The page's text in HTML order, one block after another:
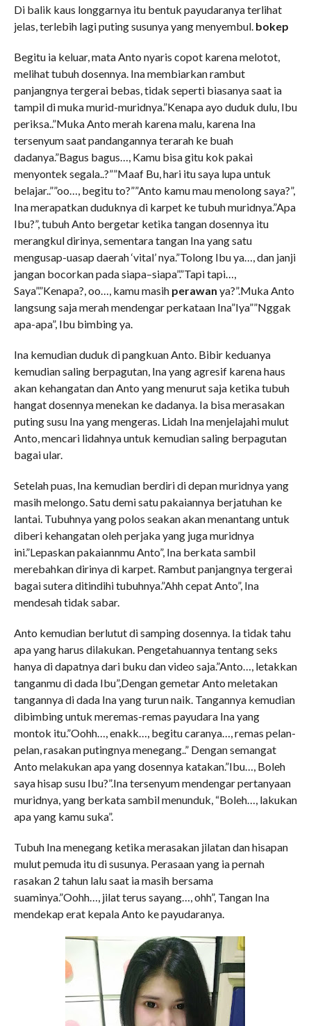
Di balik kaus longgarnya itu bentuk payudaranya terlihat
jelas, terlebih lagi puting susunya yang menyembul. bokep
Begitu ia keluar, mata Anto nyaris copot karena melotot,
melihat tubuh dosennya. Ina membiarkan rambut
panjangnya tergerai bebas, tidak seperti biasanya saat ia
tampil di muka murid-muridnya.”Kenapa ayo duduk dulu, Ibu
periksa..”Muka Anto merah karena malu, karena Ina
tersenyum saat pandangannya terarah ke buah
dadanya.”Bagus bagus…, Kamu bisa gitu kok pakai
menyontek segala..?””Maaf Bu, hari itu saya lupa untuk
belajar..””oo…, begitu to?””Anto kamu mau menolong saya?”,
Ina merapatkan duduknya di karpet ke tubuh muridnya.”Apa
Ibu?”, tubuh Anto bergetar ketika tangan dosennya itu
merangkul dirinya, sementara tangan Ina yang satu
mengusap-uasap daerah ‘vital’ nya.”Tolong Ibu ya…, dan janji
jangan bocorkan pada siapa–siapa”.”Tapi tapi…,
Saya”.”Kenapa?, oo…, kamu masih perawan ya?”.Muka Anto
langsung saja merah mendengar perkataan Ina”Iya””Nggak
apa-apa”, Ibu bimbing ya.
Ina kemudian duduk di pangkuan Anto. Bibir keduanya
kemudian saling berpagutan, Ina yang agresif karena haus
akan kehangatan dan Anto yang menurut saja ketika tubuh
hangat dosennya menekan ke dadanya. Ia bisa merasakan
puting susu Ina yang mengeras. Lidah Ina menjelajahi mulut
Anto, mencari lidahnya untuk kemudian saling berpagutan
bagai ular.
Setelah puas, Ina kemudian berdiri di depan muridnya yang
masih melongo. Satu demi satu pakaiannya berjatuhan ke
lantai. Tubuhnya yang polos seakan akan menantang untuk
diberi kehangatan oleh perjaka yang juga muridnya
ini.”Lepaskan pakaiannmu Anto”, Ina berkata sambil
merebahkan dirinya di karpet. Rambut panjangnya tergerai
bagai sutera ditindihi tubuhnya.”Ahh cepat Anto”, Ina
mendesah tidak sabar.
Anto kemudian berlutut di samping dosennya. Ia tidak tahu
apa yang harus dilakukan. Pengetahuannya tentang seks
hanya di dapatnya dari buku dan video saja.”Anto…, letakkan
tanganmu di dada Ibu”,Dengan gemetar Anto meletakan
tangannya di dada Ina yang turun naik. Tangannya kemudian
dibimbing untuk meremas-remas payudara Ina yang
montok itu.”Oohh…, enakk…, begitu caranya…, remas pelan-
pelan, rasakan putingnya menegang..” Dengan semangat
Anto melakukan apa yang dosennya katakan.”Ibu…, Boleh
saya hisap susu Ibu?”.Ina tersenyum mendengar pertanyaan
muridnya, yang berkata sambil menunduk, “Boleh…, lakukan
apa yang kamu suka”.
Tubuh Ina menegang ketika merasakan jilatan dan hisapan
mulut pemuda itu di susunya. Perasaan yang ia pernah
rasakan 2 tahun lalu saat ia masih bersama
suaminya.”Oohh…, jilat terus sayang…, ohh”, Tangan Ina
mendekap erat kepala Anto ke payudaranya.